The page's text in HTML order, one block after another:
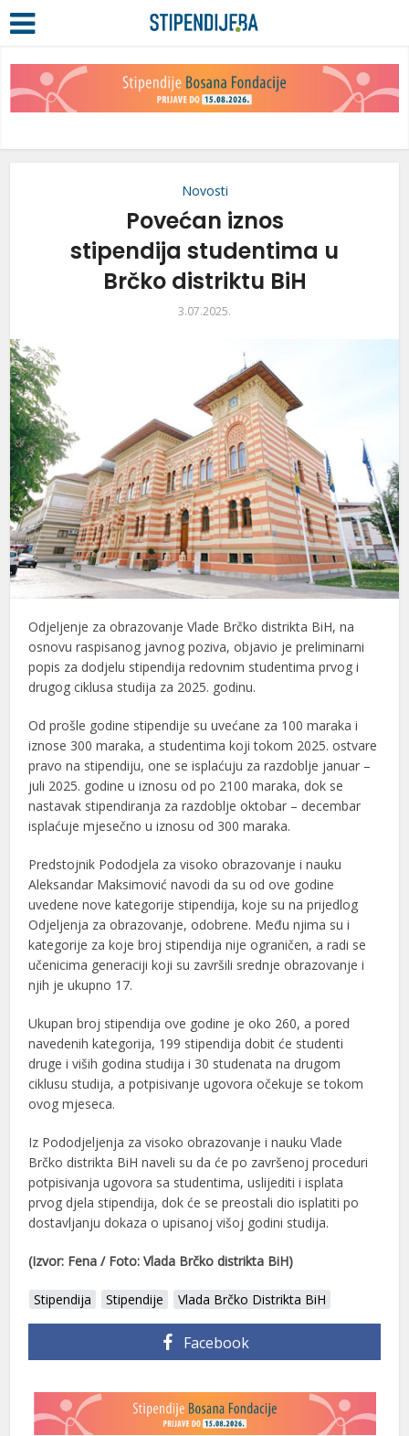
Novosti
Povećan iznos
stipendija studentima u
Brčko distriktu BiH
3.07.2025.
Odjeljenje za obrazovanje Vlade Brčko distrikta BiH, na
osnovu raspisanog javnog poziva, objavio je preliminarni
popis za dodjelu stipendija redovnim studentima prvog i
drugog ciklusa studija za 2025. godinu.
Od prošle godine stipendije su uvećane za 100 maraka i
iznose 300 maraka, a studentima koji tokom 2025. ostvare
pravo na stipendiju, one se isplaćuju za razdoblje januar –
juli 2025. godine u iznosu od po 2100 maraka, dok se
nastavak stipendiranja za razdoblje oktobar – decembar
isplaćuje mjesečno u iznosu od 300 maraka.
Predstojnik Pododjela za visoko obrazovanje i nauku
Aleksandar Maksimović navodi da su od ove godine
uvedene nove kategorije stipendija, koje su na prijedlog
Odjeljenja za obrazovanje, odobrene. Među njima su i
kategorije za koje broj stipendija nije ograničen, a radi se
učenicima generaciji koji su završili srednje obrazovanje i
njih je ukupno 17.
Ukupan broj stipendija ove godine je oko 260, a pored
navedenih kategorija, 199 stipendija dobit će studenti
druge i viših godina studija i 30 studenata na drugom
ciklusu studija, a potpisivanje ugovora očekuje se tokom
ovog mjeseca.
Iz Pododjeljenja za visoko obrazovanje i nauku Vlade
Brčko distrikta BiH naveli su da će po završenoj proceduri
potpisivanja ugovora sa studentima, uslijediti i isplata
prvog djela stipendija, dok će se preostali dio isplatiti po
dostavljanju dokaza o upisanoj višoj godini studija.
(Izvor: Fena / Foto: Vlada Brčko distrikta BiH)
Stipendija Stipendije Vlada Brčko Distrikta BiH
Facebook